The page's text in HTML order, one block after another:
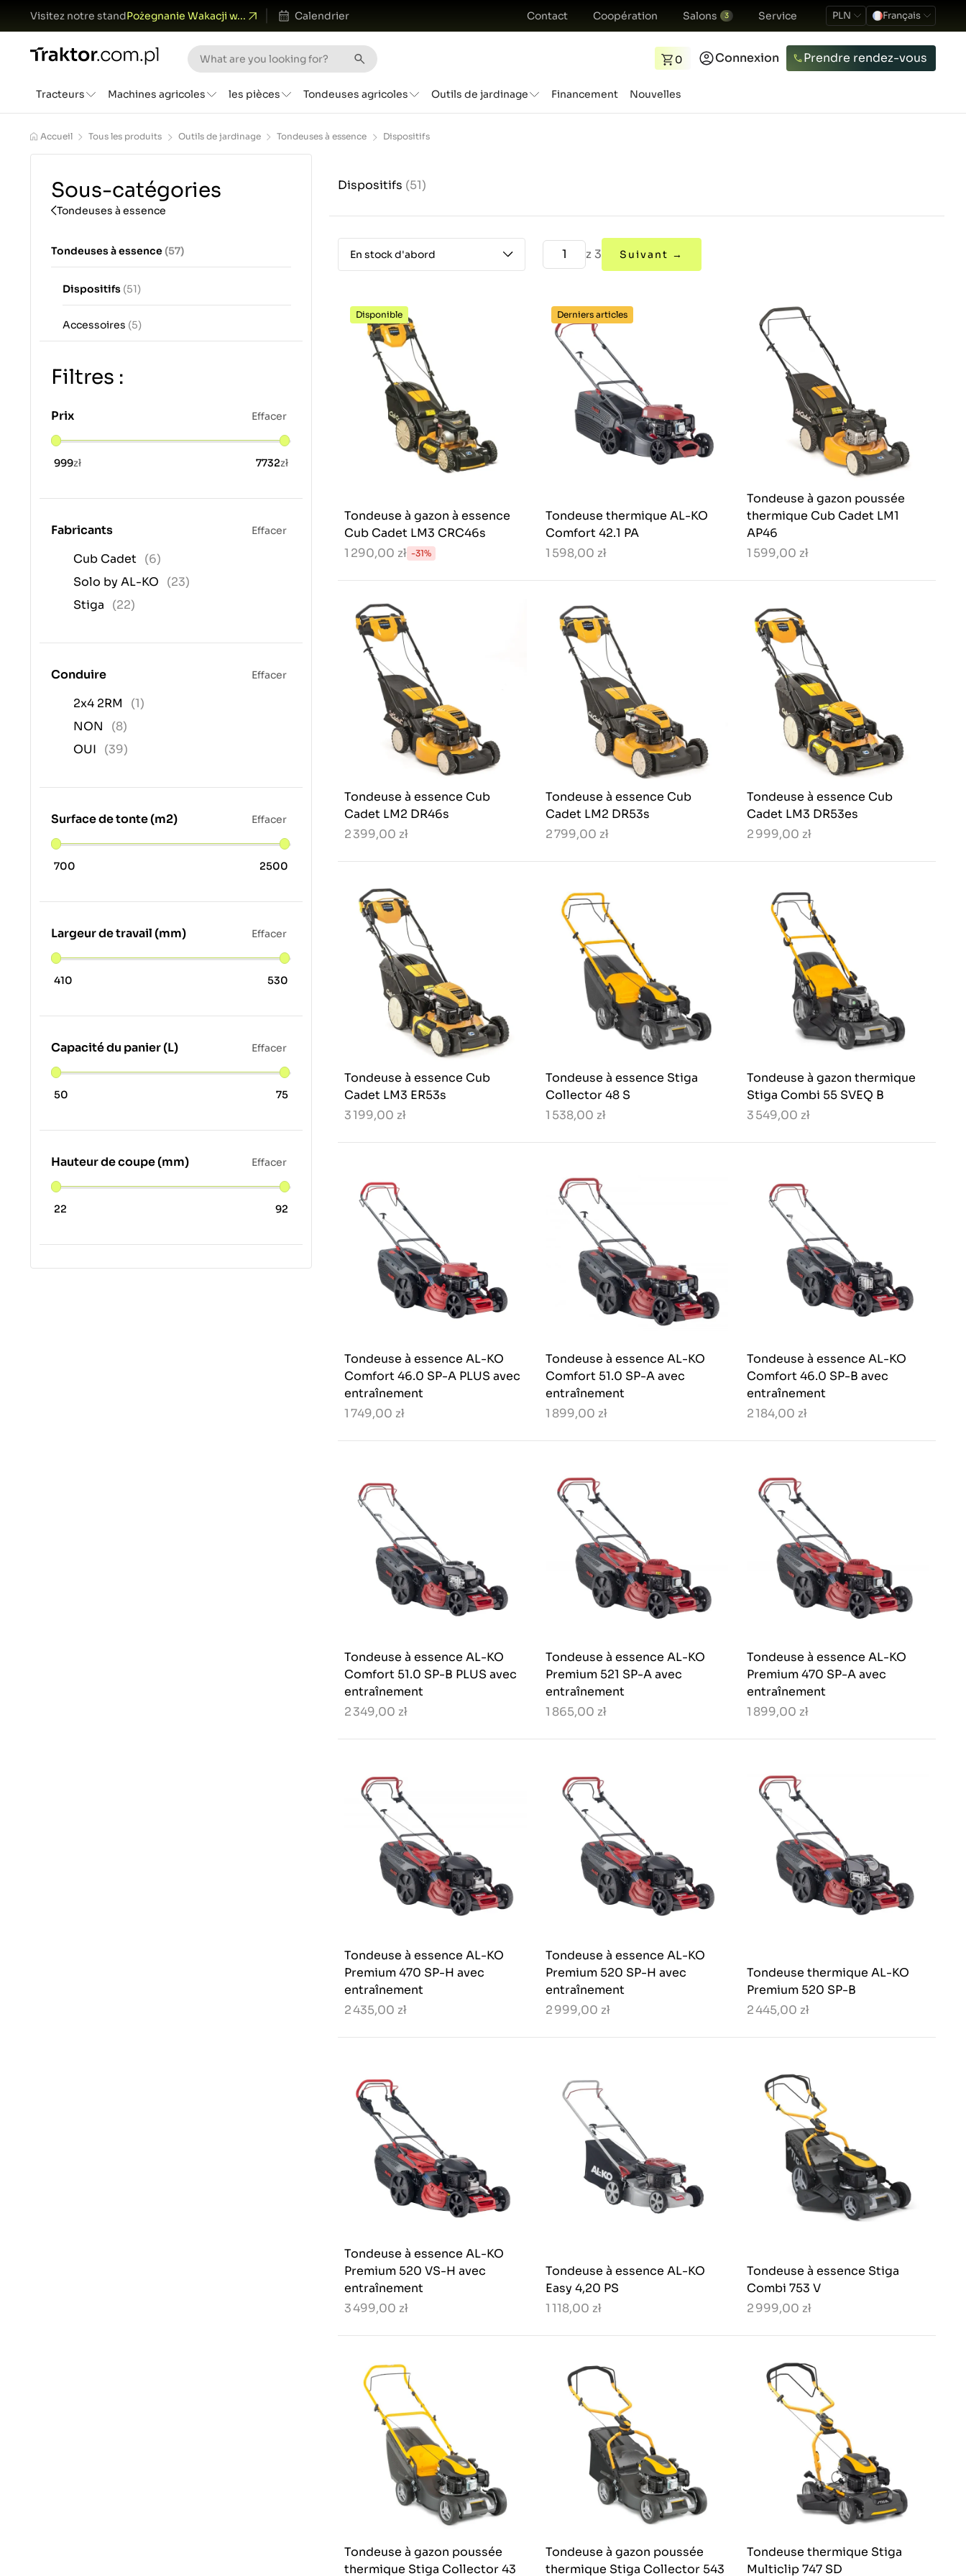
Visitez notre standPożegnanie Wakacji w... Calendrier Contact Coopération Salons 3 Service PLN Français
0 Connexion Prendre rendez-vous
Tracteurs Machines agricoles les pièces Tondeuses agricoles Outils de jardinage Financement Nouvelles
Accueil Tous les produits Outils de jardinage Tondeuses à essence Dispositifs
Sous-catégories
Tondeuses à essence
Tondeuses à essence(57)
Dispositifs (51)
Accessoires (5)
Filtres :
Prix Effacer
999zł 7732zł
Fabricants Effacer
Cub Cadet (6)
Solo by AL-KO
(23)
Stiga
(22)
Conduire Effacer
2x4 2RM
(1)
NON
(8)
OUI
(39)
Surface de tonte (m2) Effacer
700 2500
Largeur de travail (mm) Effacer
410 530
Capacité du panier (L) Effacer
50 75
Hauteur de coupe (mm) Effacer
22 92
Dispositifs (51)
En stock d'abord z 3 Suivant →
Disponible
Tondeuse à gazon à essence
Cub Cadet LM3 CRC46s
1 290,00 zł -31%
Derniers articles
Tondeuse thermique AL-KO
Comfort 42.1 PA
1 598,00 zł
Tondeuse à gazon poussée
thermique Cub Cadet LM1
AP46
1 599,00 zł
Tondeuse à essence Cub
Cadet LM2 DR46s
2 399,00 zł
Tondeuse à essence Cub
Cadet LM2 DR53s
2 799,00 zł
Tondeuse à essence Cub
Cadet LM3 DR53es
2 999,00 zł
Tondeuse à essence Cub
Cadet LM3 ER53s
3 199,00 zł
Tondeuse à essence Stiga
Collector 48 S
1 538,00 zł
Tondeuse à gazon thermique
Stiga Combi 55 SVEQ B
3 549,00 zł
Tondeuse à essence AL-KO
Comfort 46.0 SP-A PLUS avec
entraînement
1 749,00 zł
Tondeuse à essence AL-KO
Comfort 51.0 SP-A avec
entraînement
1 899,00 zł
Tondeuse à essence AL-KO
Comfort 46.0 SP-B avec
entraînement
2 184,00 zł
Tondeuse à essence AL-KO
Comfort 51.0 SP-B PLUS avec
entraînement
2 349,00 zł
Tondeuse à essence AL-KO
Premium 521 SP-A avec
entraînement
1 865,00 zł
Tondeuse à essence AL-KO
Premium 470 SP-A avec
entraînement
1 899,00 zł
Tondeuse à essence AL-KO
Premium 470 SP-H avec
entraînement
2 435,00 zł
Tondeuse à essence AL-KO
Premium 520 SP-H avec
entraînement
2 999,00 zł
Tondeuse thermique AL-KO
Premium 520 SP-B
2 445,00 zł
Tondeuse à essence AL-KO
Premium 520 VS-H avec
entraînement
3 499,00 zł
Tondeuse à essence AL-KO
Easy 4,20 PS
1 118,00 zł
Tondeuse à essence Stiga
Combi 753 V
2 999,00 zł
Tondeuse à gazon poussée
thermique Stiga Collector 43
Tondeuse à gazon poussée
thermique Stiga Collector 543
Tondeuse thermique Stiga
Multiclip 747 SD